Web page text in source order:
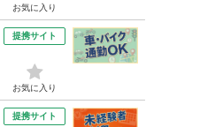
お気に入り
提携サイト
お気に入り
提携サイト